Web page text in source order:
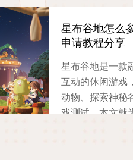
办法，帮助玩家
2025-11-08
星布谷地怎么
申请教程分享
星布谷地是一款
互动的休闲游戏
动物、探索神秘
戏测试，本文就